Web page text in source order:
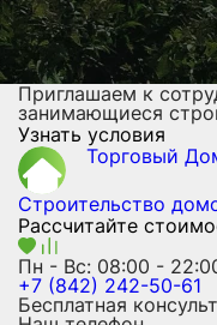
Приглашаем к
занимающиеся
Узнать условия
Торговый
Строительство
Рассчитайте
Пн - Вс: 08:00 -
+7 (842) 242-50-61
Бесплатная